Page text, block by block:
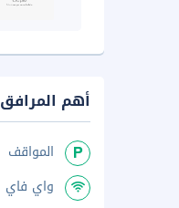
أهم المرافق
المواقف
واي فاي